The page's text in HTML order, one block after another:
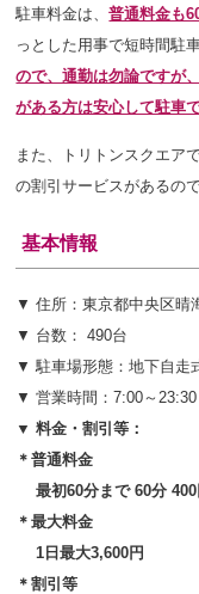
駐車料金は、普通料金も
っとした用事で短時間駐
ので、通勤は勿論ですが
がある方は安心して駐車
また、トリトンスクエア
の割引サービスがあるの
基本情報
▼ 住所：東京都中央区晴
▼ 台数： 490台
▼ 駐車場形態：地下自走
▼ 営業時間：7:00～23:30
▼ 料金・割引等：
＊普通料金
最初60分まで 60分 400
＊最大料金
1日最大3,600円
＊割引等